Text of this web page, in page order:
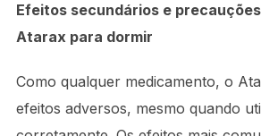
Efeitos secundários e
Atarax para dormir
Como qualquer medicamento, o
efeitos adversos, mesmo quando